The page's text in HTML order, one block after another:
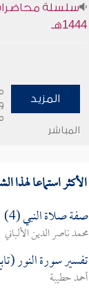
سلسلة
1444هـ
المزيد
المباشر
الأكثر استماعا لهذا
صفة صلاة النبي (4)
محمد ناصر الدين الألباني
تفسير سورة النور (تابع)
أحمد حطيبة